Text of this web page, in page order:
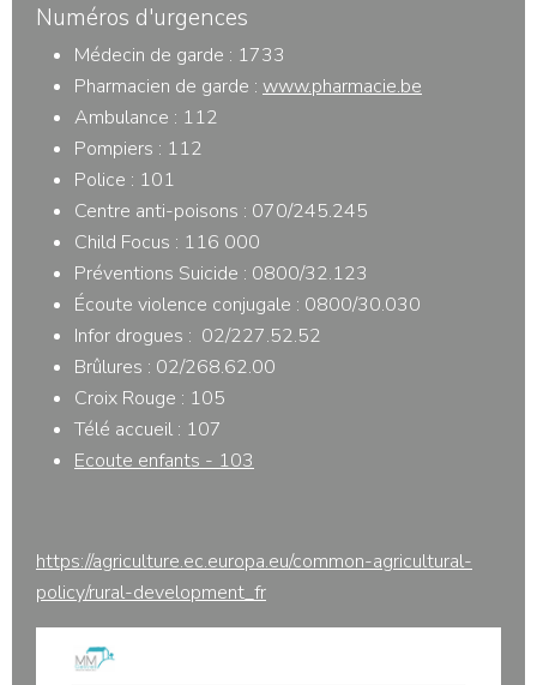
Numéros d'urgences
Médecin de garde : 1733
Pharmacien de garde : www.pharmacie.be
Ambulance : 112
Pompiers : 112
Police : 101
Centre anti-poisons : 070/245.245
Child Focus : 116 000
Préventions Suicide : 0800/32.123
Écoute violence conjugale : 0800/30.030
Infor drogues : 02/227.52.52
Brûlures : 02/268.62.00
Croix Rouge : 105
Télé accueil : 107
Ecoute enfants - 103
https://agriculture.ec.europa.eu/common-agricultural-
policy/rural-development_fr